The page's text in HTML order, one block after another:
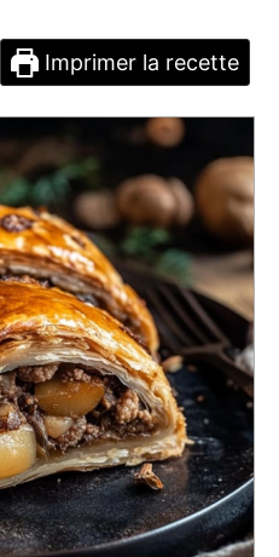
Imprimer la recette